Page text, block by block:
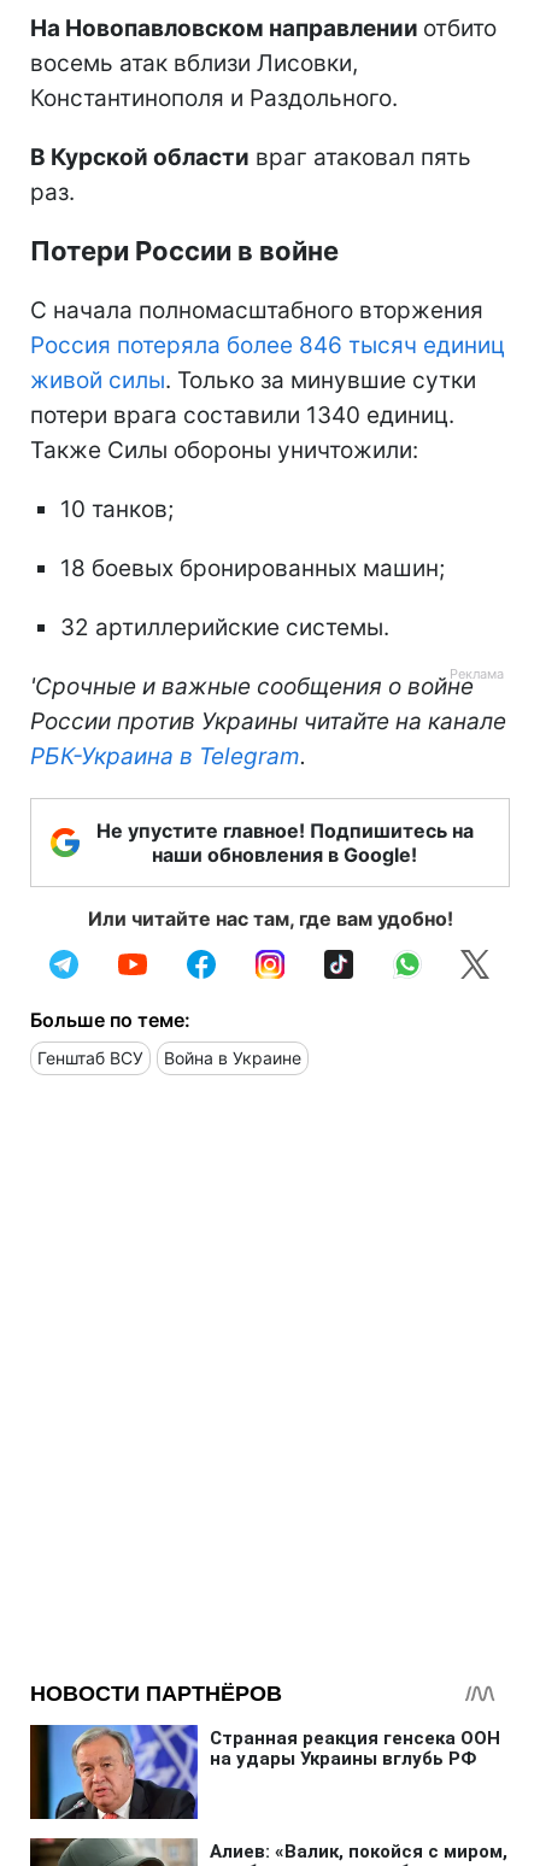
На Новопавловском направлении отбито
восемь атак вблизи Лисовки,
Константинополя и Раздольного.
В Курской области враг атаковал пять
раз.
Потери России в войне
С начала полномасштабного вторжения
Россия потеряла более 846 тысяч единиц
живой силы. Только за минувшие сутки
потери врага составили 1340 единиц.
Также Силы обороны уничтожили:
10 танков;
18 боевых бронированных машин;
32 артиллерийские системы.
'Срочные и важные сообщения о войне
России против Украины читайте на канале
РБК-Украина в Telegram.
Не упустите главное! Подпишитесь на
наши обновления в Google!
Или читайте нас там, где вам удобно!
Больше по теме:
Генштаб ВСУ Война в Украине